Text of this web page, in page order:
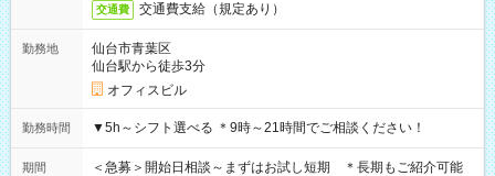
交通費 交通費支給（規定あり）
勤務地
仙台市青葉区
仙台駅から徒歩3分
オフィスビル
勤務時間 ▼5h～シフト選べる ＊9時～21時間でご相談ください！
期間
＜急募＞開始日相談～まずはお試し短期 ＊長期もご紹介可能